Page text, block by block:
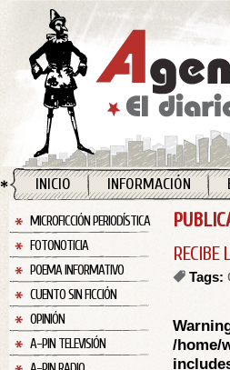
INICIO INFORMACIÓN
MICROFICCIÓN PERIODÍSTICA
FOTONOTICIA
POEMA INFORMATIVO
CUENTO SIN FICCIÓN
OPINIÓN
A-PIN TELEVISIÓN
RECIBE
Tags:
/home/